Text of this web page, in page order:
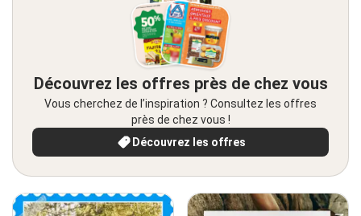
Découvrez les offres près de chez vous
Vous cherchez de l’inspiration ? Consultez les offres
près de chez vous !
Découvrez les offres